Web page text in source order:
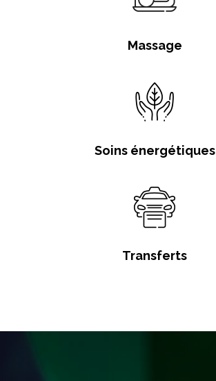
Massage
Soins énergétiques
Transferts